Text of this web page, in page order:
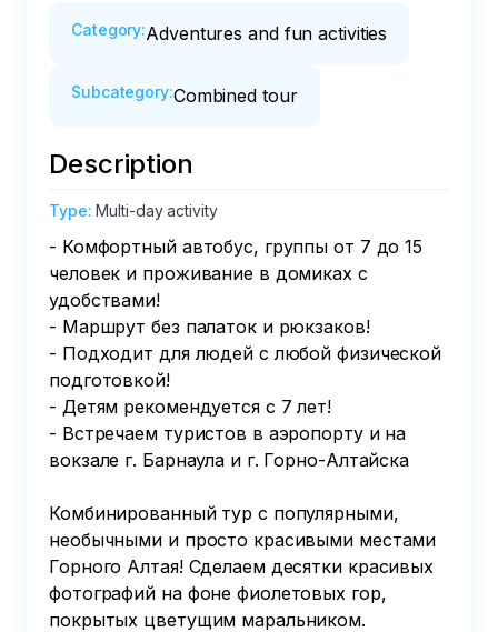
Category:Adventures and fun activities
Subcategory:Combined tour
Description
Type:Multi-day activity
- Комфортный автобус, группы от 7 до 15
человек и проживание в домиках с
удобствами!
- Маршрут без палаток и рюкзаков!
- Подходит для людей с любой физической
подготовкой!
- Детям рекомендуется с 7 лет!
- Встречаем туристов в аэропорту и на
вокзале г. Барнаула и г. Горно-Алтайска
Комбинированный тур с популярными,
необычными и просто красивыми местами
Горного Алтая! Сделаем десятки красивых
фотографий на фоне фиолетовых гор,
покрытых цветущим маральником.